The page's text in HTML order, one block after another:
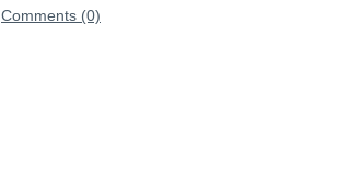
Comments (0)